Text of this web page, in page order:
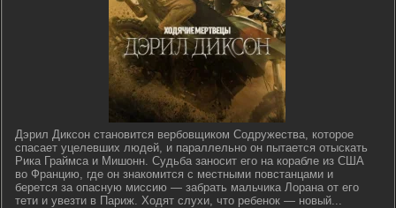
Дэрил Диксон становится вербовщиком Содружества, которое
спасает уцелевших людей, и параллельно он пытается отыскать
Рика Граймса и Мишонн. Судьба заносит его на корабле из США
во Францию, где он знакомится с местными повстанцами и
берется за опасную миссию — забрать мальчика Лорана от его
тети и увезти в Париж. Ходят слухи, что ребенок — новый...